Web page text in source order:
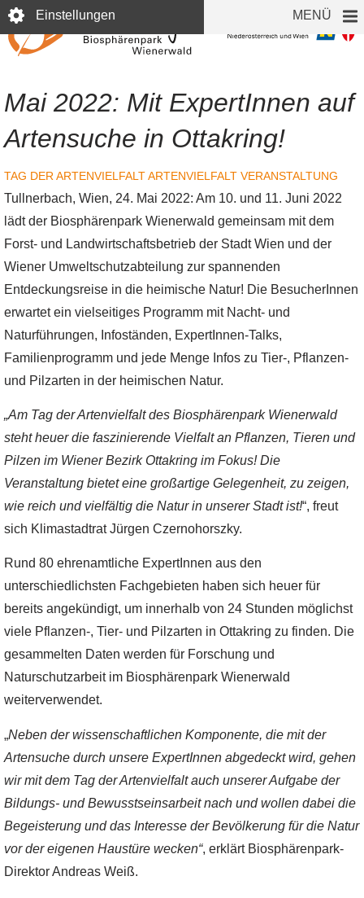
Direkt
zum
Inhalt
Einstellungen MENÜ
Mai 2022: Mit ExpertInnen auf
Artensuche in Ottakring!
TAG DER ARTENVIELFALTARTENVIELFALT VERANSTALTUNG
Tullnerbach, Wien, 24. Mai 2022: Am 10. und 11. Juni 2022
lädt der Biosphärenpark Wienerwald gemeinsam mit dem
Forst- und Landwirtschaftsbetrieb der Stadt Wien und der
Wiener Umweltschutzabteilung zur spannenden
Entdeckungsreise in die heimische Natur! Die BesucherInnen
erwartet ein vielseitiges Programm mit Nacht- und
Naturführungen, Infoständen, ExpertInnen-Talks,
Familienprogramm und jede Menge Infos zu Tier-, Pflanzen-
und Pilzarten in der heimischen Natur.
„Am Tag der Artenvielfalt des Biosphärenpark Wienerwald
steht heuer die faszinierende Vielfalt an Pflanzen, Tieren und
Pilzen im Wiener Bezirk Ottakring im Fokus! Die
Veranstaltung bietet eine großartige Gelegenheit, zu zeigen,
wie reich und vielfältig die Natur in unserer Stadt ist!“, freut
sich Klimastadtrat Jürgen Czernohorszky.
Rund 80 ehrenamtliche ExpertInnen aus den
unterschiedlichsten Fachgebieten haben sich heuer für
bereits angekündigt, um innerhalb von 24 Stunden möglichst
viele Pflanzen-, Tier- und Pilzarten in Ottakring zu finden. Die
gesammelten Daten werden für Forschung und
Naturschutzarbeit im Biosphärenpark Wienerwald
weiterverwendet.
„Neben der wissenschaftlichen Komponente, die mit der
Artensuche durch unsere ExpertInnen abgedeckt wird, gehen
wir mit dem Tag der Artenvielfalt auch unserer Aufgabe der
Bildungs- und Bewusstseinsarbeit nach und wollen dabei die
Begeisterung und das Interesse der Bevölkerung für die Natur
vor der eigenen Haustüre wecken“, erklärt Biosphärenpark-
Direktor Andreas Weiß.